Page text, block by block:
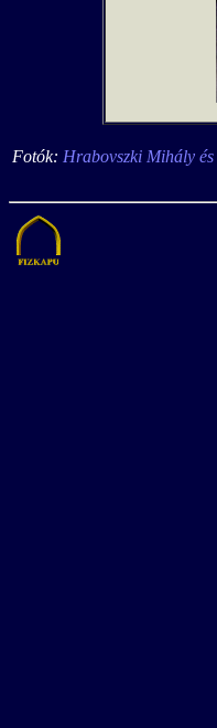
Fotók: Hrabovszki Mihály